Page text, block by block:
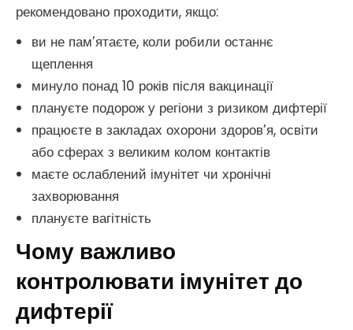
рекомендовано проходити, якщо:
ви не пам’ятаєте, коли робили останнє
щеплення
минуло понад 10 років після вакцинації
плануєте подорож у регіони з ризиком дифтерії
працюєте в закладах охорони здоров’я, освіти
або сферах з великим колом контактів
маєте ослаблений імунітет чи хронічні
захворювання
плануєте вагітність
Чому важливо
контролювати імунітет до
дифтерії